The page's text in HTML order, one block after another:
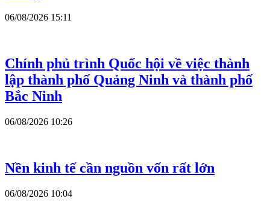
06/08/2026 15:11
Chính phủ trình Quốc hội về việc thành
lập thành phố Quảng Ninh và thành phố
Bắc Ninh
06/08/2026 10:26
Nền kinh tế cần nguồn vốn rất lớn
06/08/2026 10:04